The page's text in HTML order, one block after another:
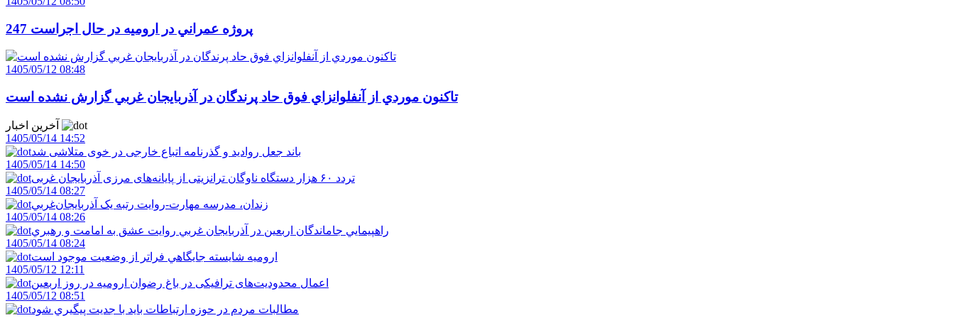
247 پروژه عمراني در اروميه در حال اجراست
1405/05/12 08:48
تاکنون موردي از آنفلوانزاي فوق حاد پرندگان در آذربايجان غربي گزارش نشده است
1405/05/14 14:52
باند جعل روادید و گذرنامه اتباع خارجی در خوی متلاشی شد
1405/05/14 14:50
تردد ۶۰ هزار دستگاه ناوگان ترانزیتی از پایانه‌های مرزی آذربایجان ‌غربی
1405/05/14 08:27
زندان، مدرسه مهارت-روايت رتبه يک آذربايجان‌غربي
1405/05/14 08:26
راهپيمايي جاماندگان اربعين در آذربايجان غربي روايت عشق به امامت و رهبري
1405/05/14 08:24
اروميه شايسته جايگاهي فراتر از وضعيت موجود است
1405/05/12 12:11
اعمال محدودیت‌های ترافیکی در باغ رضوان ارومیه در روز اربعین
1405/05/12 08:51
مطالبات مردم در حوزه ارتباطات بايد با جديت پيگيري شود